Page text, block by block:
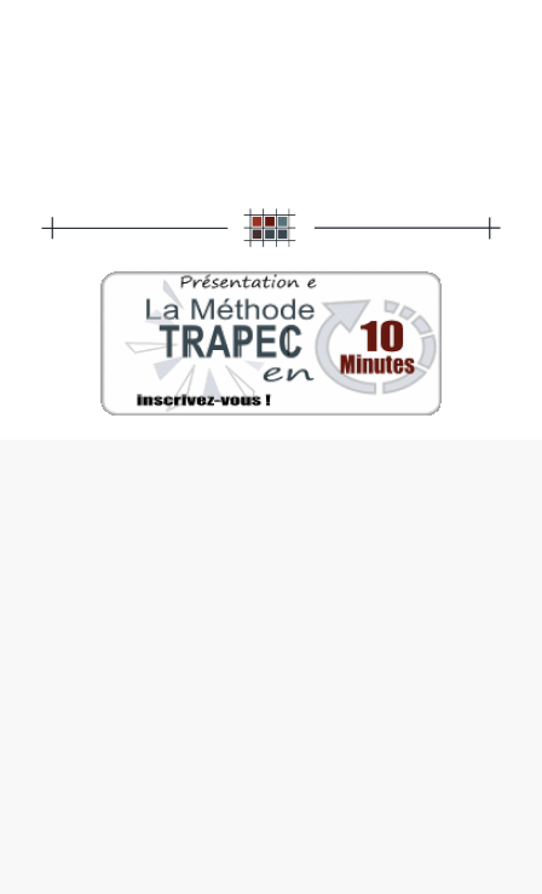
Réservez ici
votre présentation en ligne
avec un expert-formateur
TRAPEC